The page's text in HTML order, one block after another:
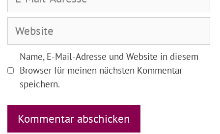
Mail-
Adresse
Name, E-Mail-Adresse und Website in diesem
Browser für meinen nächsten Kommentar
speichern.